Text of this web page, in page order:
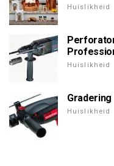
Huislikheid
Perforator
Huislikheid
Huislikheid